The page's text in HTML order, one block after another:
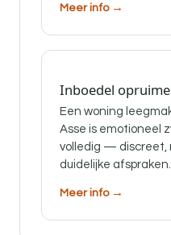
Meer info →
Inboedel
Een woning
Asse is emotioneel
volledig — discreet,
duidelijke afspraken.
Meer info →